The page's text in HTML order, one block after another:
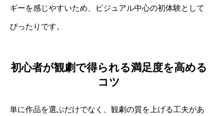
ギーを感じやすいため、ビジュアル中心の初体験として
ぴったりです。
初心者が観劇で得られる満足度を高める
コツ
単に作品を選ぶだけでなく、観劇の質を上げる工夫があ